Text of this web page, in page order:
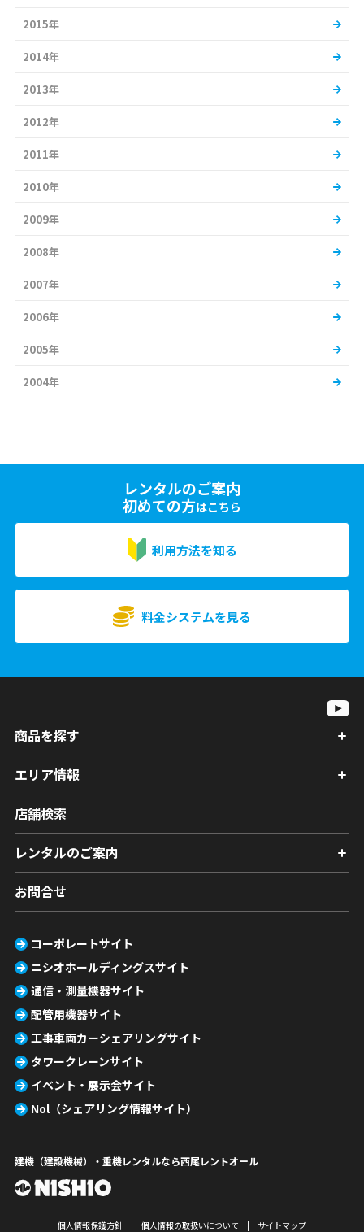
2015年
2014年
2013年
2012年
2011年
2010年
2009年
2008年
2007年
2006年
2005年
2004年
レンタルのご案内
初めての方はこちら
利用方法を知る
料金システムを見る
商品を探す
エリア情報
店舗検索
レンタルのご案内
お問合せ
コーポレートサイト
ニシオホールディングスサイト
通信・測量機器サイト
配管用機器サイト
工事車両カーシェアリングサイト
タワークレーンサイト
イベント・展示会サイト
Nol（シェアリング情報サイト）
建機（建設機械）・重機レンタルなら西尾レントオール
個人情報保護方針 個人情報の取扱いについて サイトマップ